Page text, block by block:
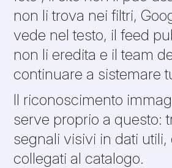
non li trova nei filtri,
vede nel testo, il feed
non li eredita e il team
continuare a sistemare
Il riconoscimento
serve proprio a questo:
segnali visivi in dati utili,
collegati al catalogo.